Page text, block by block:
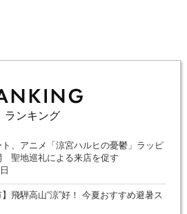
ランキング
、アニメ「涼宮ハルヒの憂鬱」ラッピ
聖地巡礼による来店を促す
】飛騨高山“涼”好！ 今夏おすすめ避暑ス